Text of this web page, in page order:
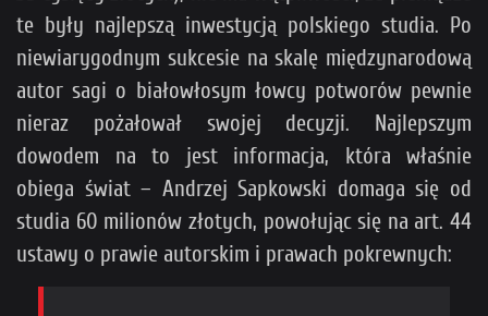
te były najlepszą inwestycją polskiego studia. Po
niewiarygodnym sukcesie na skalę międzynarodową
autor sagi o białowłosym łowcy potworów pewnie
nieraz pożałował swojej decyzji. Najlepszym
dowodem na to jest informacja, która właśnie
obiega świat – Andrzej Sapkowski domaga się od
studia 60 milionów złotych, powołując się na art. 44
ustawy o prawie autorskim i prawach pokrewnych: